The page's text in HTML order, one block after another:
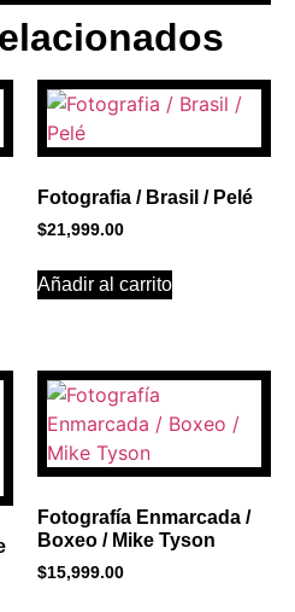
CON
1
Here
Fotografia / Brasil / Pelé
$21,999.00
Añadir al carrito
Fotografía Enmarcada /
Boxeo / Mike Tyson
$15,999.00